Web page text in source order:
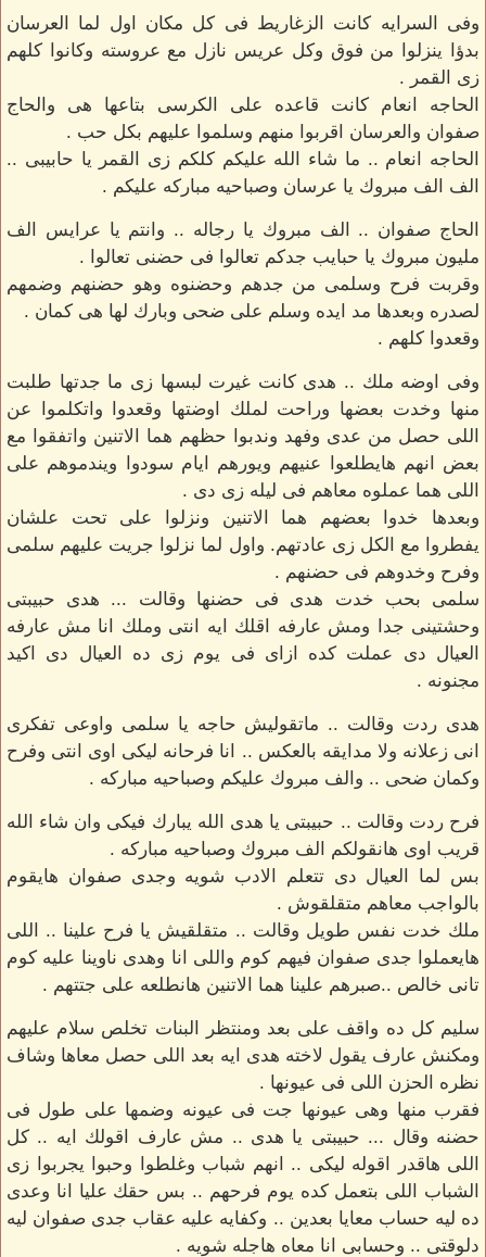
وفى السرايه كانت الزغاريط فى كل مكان اول لما العرسان
بدؤا ينزلوا من فوق وكل عريس نازل مع عروسته وكانوا كلهم
زى القمر .
الحاجه انعام كانت قاعده على الكرسى بتاعها هى والحاج
صفوان والعرسان اقربوا منهم وسلموا عليهم بكل حب .
الحاجه انعام .. ما شاء الله عليكم كلكم زى القمر يا حابيبى ..
الف الف مبروك يا عرسان وصباحيه مباركه عليكم .
الحاج صفوان .. الف مبروك يا رجاله .. وانتم يا عرايس الف
مليون مبروك يا حبايب جدكم تعالوا فى حضنى تعالوا .
وقربت فرح وسلمى من جدهم وحضنوه وهو حضنهم وضمهم
لصدره وبعدها مد ايده وسلم على ضحى وبارك لها هى كمان .
وقعدوا كلهم .
وفى اوضه ملك .. هدى كانت غيرت لبسها زى ما جدتها طلبت
منها وخدت بعضها وراحت لملك اوضتها وقعدوا واتكلموا عن
اللى حصل من عدى وفهد وندبوا حظهم هما الاتنين واتفقوا مع
بعض انهم هايطلعوا عنيهم ويورهم ايام سودوا ويندموهم على
اللى هما عملوه معاهم فى ليله زى دى .
وبعدها خدوا بعضهم هما الاتنين ونزلوا على تحت علشان
يفطروا مع الكل زى عادتهم. واول لما نزلوا جريت عليهم سلمى
وفرح وخدوهم فى حضنهم .
سلمى بحب خدت هدى فى حضنها وقالت ... هدى حبيبتى
وحشتينى جدا ومش عارفه اقلك ايه انتى وملك انا مش عارفه
العيال دى عملت كده ازاى فى يوم زى ده العيال دى اكيد
مجنونه .
هدى ردت وقالت .. ماتقوليش حاجه يا سلمى واوعى تفكرى
انى زعلانه ولا مدايقه بالعكس .. انا فرحانه ليكى اوى انتى وفرح
وكمان ضحى .. والف مبروك عليكم وصباحيه مباركه .
فرح ردت وقالت .. حبيبتى يا هدى الله يبارك فيكى وان شاء الله
قريب اوى هانقولكم الف مبروك وصباحيه مباركه .
بس لما العيال دى تتعلم الادب شويه وجدى صفوان هايقوم
بالواجب معاهم متقلقوش .
ملك خدت نفس طويل وقالت .. متقلقيش يا فرح علينا .. اللى
هايعملوا جدى صفوان فيهم كوم واللى انا وهدى ناوينا عليه كوم
تانى خالص ..صبرهم علينا هما الاتنين هانطلعه على جتتهم .
سليم كل ده واقف على بعد ومنتظر البنات تخلص سلام عليهم
ومكنش عارف يقول لاخته هدى ايه بعد اللى حصل معاها وشاف
نظره الحزن اللى فى عيونها .
فقرب منها وهى عيونها جت فى عيونه وضمها على طول فى
حضنه وقال ... حبيبتى يا هدى .. مش عارف اقولك ايه .. كل
اللى هاقدر اقوله ليكى .. انهم شباب وغلطوا وحبوا يجربوا زى
الشباب اللى بتعمل كده يوم فرحهم .. بس حقك عليا انا وعدى
ده ليه حساب معايا بعدين .. وكفايه عليه عقاب جدى صفوان ليه
دلوقتى .. وحسابى انا معاه هاجله شويه .